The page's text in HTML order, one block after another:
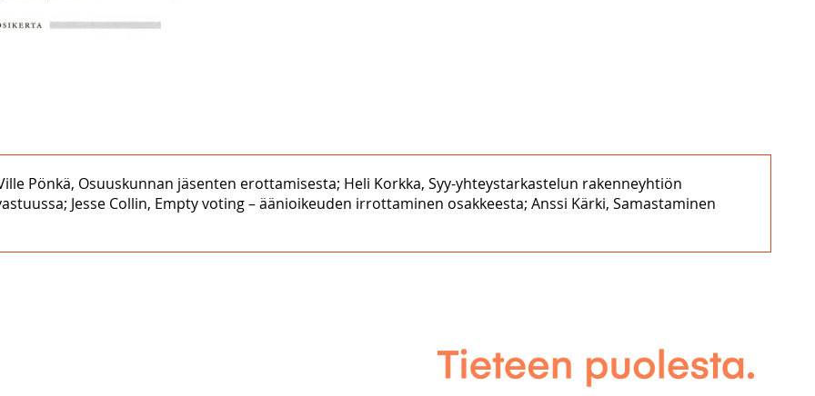
Pönkä, Osuuskunnan jäsenten erottamisesta; Heli Korkka, Syy-yhteystarkastelun rakenneyhtiön
Jesse Collin, Empty voting – äänioikeuden irrottaminen osakkeesta; Anssi Kärki, Samastaminen